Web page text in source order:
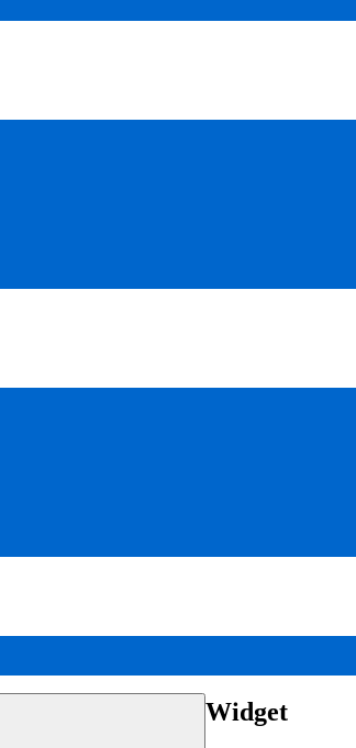
Widget